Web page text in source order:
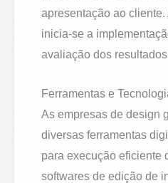
apresentação ao
inicia-se a
avaliação dos
Ferramentas e
As empresas de design
diversas ferramentas
para execução eficiente
softwares de edição de